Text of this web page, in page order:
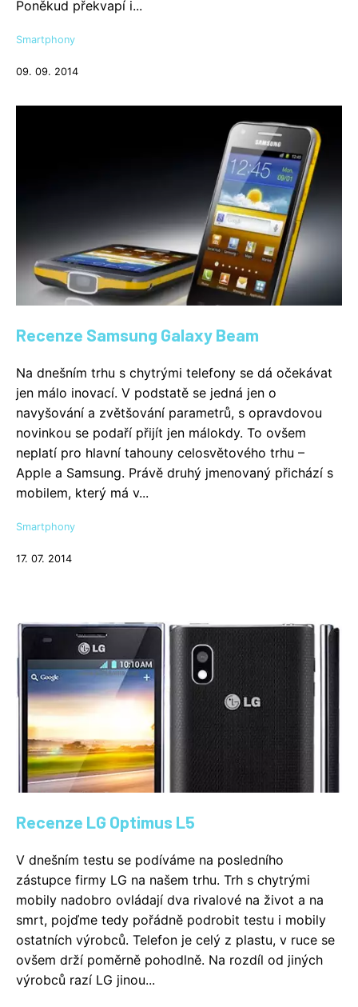
Poněkud překvapí i...
Smartphony
09. 09. 2014
Recenze Samsung Galaxy Beam
Na dnešním trhu s chytrými telefony se dá očekávat
jen málo inovací. V podstatě se jedná jen o
navyšování a zvětšování parametrů, s opravdovou
novinkou se podaří přijít jen málokdy. To ovšem
neplatí pro hlavní tahouny celosvětového trhu –
Apple a Samsung. Právě druhý jmenovaný přichází s
mobilem, který má v...
Smartphony
17. 07. 2014
Recenze LG Optimus L5
V dnešním testu se podíváme na posledního
zástupce firmy LG na našem trhu. Trh s chytrými
mobily nadobro ovládají dva rivalové na život a na
smrt, pojďme tedy pořádně podrobit testu i mobily
ostatních výrobců. Telefon je celý z plastu, v ruce se
ovšem drží poměrně pohodlně. Na rozdíl od jiných
výrobců razí LG jinou...